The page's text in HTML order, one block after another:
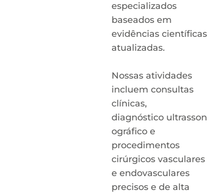
especializados
baseados em
evidências científicas
atualizadas.
Nossas atividades
incluem consultas
clínicas,
diagnóstico ultrasson
ográfico e
procedimentos
cirúrgicos vasculares
e endovasculares
precisos e de alta